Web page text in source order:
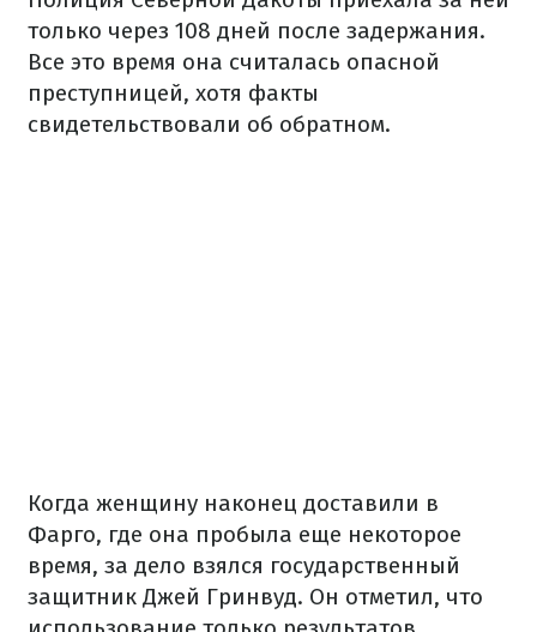
только через 108 дней после задержания.
Все это время она считалась опасной
преступницей, хотя факты
свидетельствовали об обратном.
Когда женщину наконец доставили в
Фарго, где она пробыла еще некоторое
время, за дело взялся государственный
защитник Джей Гринвуд. Он отметил, что